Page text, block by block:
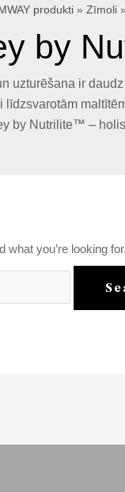
produkti Zīmoli
by
uzturēšana ir
līdzsvarotām
by Nutrilite™ –
what you’re looking